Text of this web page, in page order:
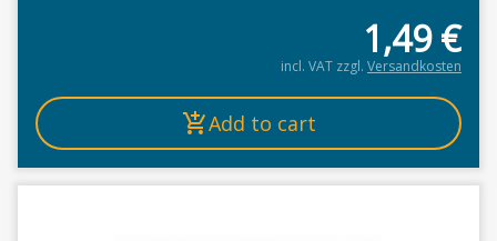
1,49€
incl. VAT zzgl. Versandkosten
Add to cart